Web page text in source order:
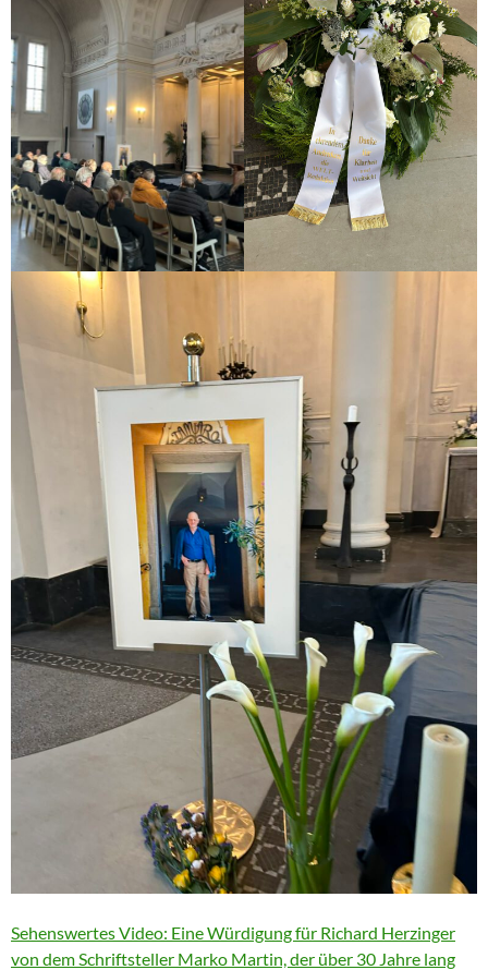
Sehenswertes Video: Eine Würdigung für Richard Herzinger
von dem Schriftsteller Marko Martin, der über 30 Jahre lang